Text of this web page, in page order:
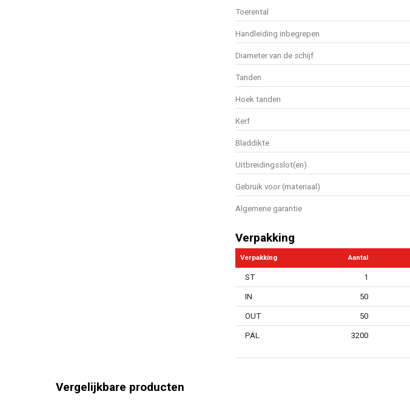
Toerental
Handleiding inbegrepen
Diameter van de schijf
Tanden
Hoek tanden
Kerf
Bladdikte
Uitbreidingsslot(en)
Gebruik voor (materiaal)
Algemene garantie
Verpakking
Verpakking Aantal
ST 1
IN 50
OUT 50
PAL 3200
Vergelijkbare producten